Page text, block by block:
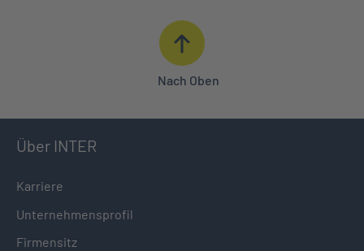
Nach Oben
Über INTER
Karriere
Unternehmensprofil
Firmensitz